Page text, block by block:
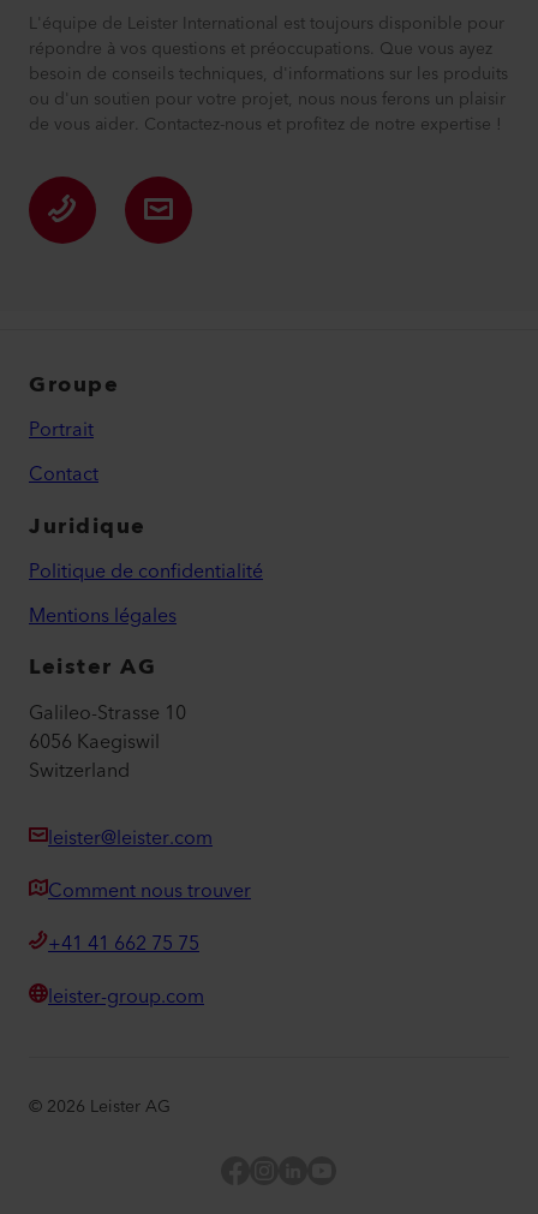
L'équipe de Leister International est toujours disponible pour
répondre à vos questions et préoccupations. Que vous ayez
besoin de conseils techniques, d'informations sur les produits
ou d'un soutien pour votre projet, nous nous ferons un plaisir
de vous aider. Contactez-nous et profitez de notre expertise !
Groupe
Portrait
Contact
Juridique
Politique de confidentialité
Mentions légales
Leister AG
Galileo-Strasse 10
6056 Kaegiswil
Switzerland
leister@leister.com
Comment nous trouver
+41 41 662 75 75
leister-group.com
© 2026 Leister AG